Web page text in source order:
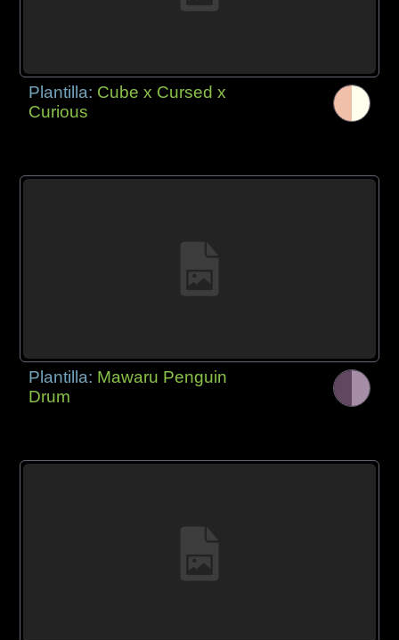
Plantilla: Cube x Cursed x
Curious
Plantilla: Mawaru Penguin
Drum